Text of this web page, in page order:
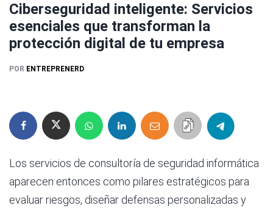
Ciberseguridad inteligente: Servicios
esenciales que transforman la
protección digital de tu empresa
POR ENTREPRENERD
Los servicios de consultoría de seguridad informática
aparecen entonces como pilares estratégicos para
evaluar riesgos, diseñar defensas personalizadas y